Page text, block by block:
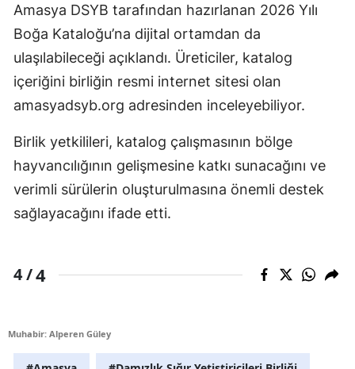
Amasya DSYB tarafından hazırlanan 2026 Yılı
Boğa Kataloğu’na dijital ortamdan da
ulaşılabileceği açıklandı. Üreticiler, katalog
içeriğini birliğin resmi internet sitesi olan
amasyadsyb.org adresinden inceleyebiliyor.
Birlik yetkilileri, katalog çalışmasının bölge
hayvancılığının gelişmesine katkı sunacağını ve
verimli sürülerin oluşturulmasına önemli destek
sağlayacağını ifade etti.
4 /4
Muhabir: Alperen Güley